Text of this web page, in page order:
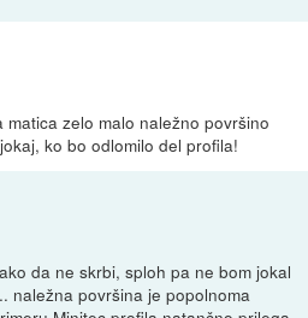
zelo malo naležno površino
ko bo odlomilo del profila!
da ne skrbi, sploh pa ne bom jokal
naležna površina je popolnoma